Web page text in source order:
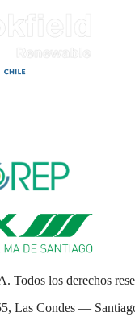
Todos los derechos
Las Condes —